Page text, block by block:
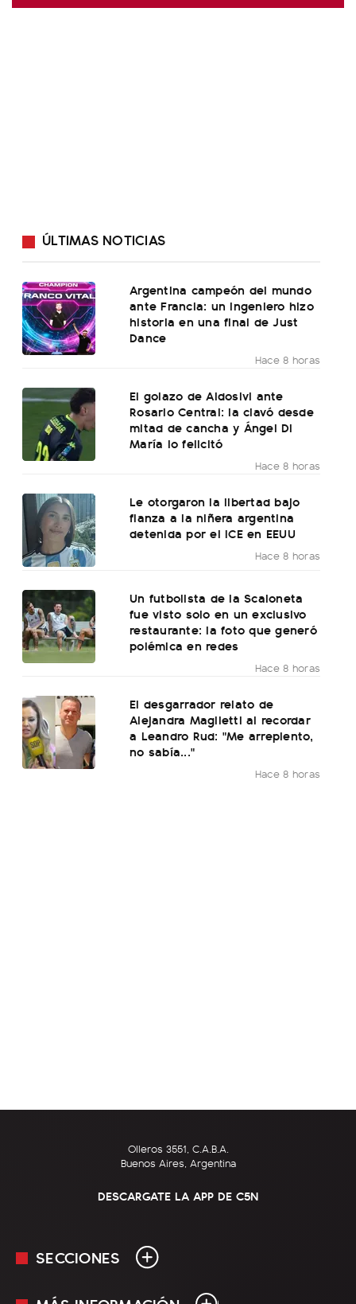
ÚLTIMAS NOTICIAS
Argentina campeón del mundo
ante Francia: un ingeniero hizo
historia en una final de Just
Dance
Hace 8 horas
El golazo de Aldosivi ante
Rosario Central: la clavó desde
mitad de cancha y Ángel Di
María lo felicitó
Hace 8 horas
Le otorgaron la libertad bajo
fianza a la niñera argentina
detenida por el ICE en EEUU
Hace 8 horas
Un futbolista de la Scaloneta
fue visto solo en un exclusivo
restaurante: la foto que generó
polémica en redes
Hace 8 horas
El desgarrador relato de
Alejandra Maglietti al recordar
a Leandro Rud: "Me arrepiento,
no sabía..."
Hace 8 horas
Olleros 3551, C.A.B.A.
Buenos Aires, Argentina
DESCARGATE LA APP DE C5N
SECCIONES